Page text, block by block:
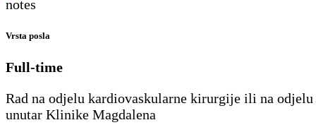
Vrsta posla
Full-time
Rad na odjelu kardiovaskularne kirurgije ili na
unutar Klinike Magdalena